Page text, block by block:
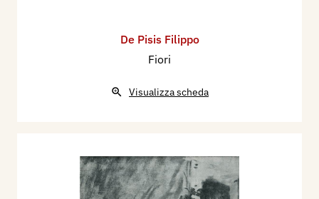
De Pisis Filippo
Fiori
Visualizza scheda